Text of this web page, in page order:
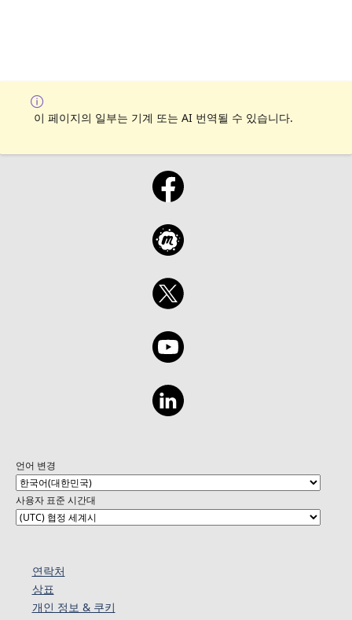
이 페이지의 일부는 기계 또는 AI 번역될 수 있습니다.
언어 변경
사용자 표준 시간대
연락처
상표
개인 정보 & 쿠키